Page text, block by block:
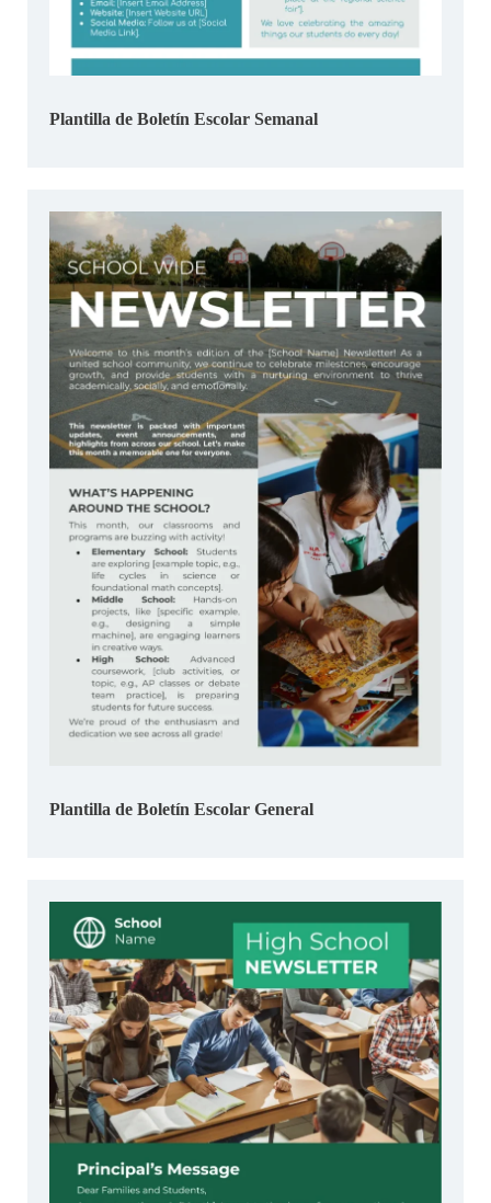
Plantilla de Boletín Escolar Semanal
Plantilla de Boletín Escolar General